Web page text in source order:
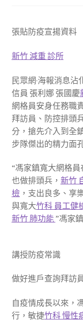
張貼防疫宣揚資料
新竹 減重 診所
民眾網·海報消息沾
信員 張利娜 張國慶
網格員安身任務職
拜訪員、防控排頭
分，搶先介入到全
步隊傑出的精力面
“馮家鎮寬大網格
也做排頭兵， 新竹
檢，支出良多、享
與寬大竹科 員工健
新竹 肺功能”馮家
講授防疫常識
做好進戶查詢拜訪
自疫情成長以來，
行，敏捷竹科 慢性